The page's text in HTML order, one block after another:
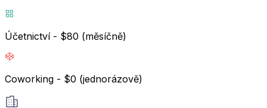
Účetnictví - $80 (měsíčně)
Coworking - $0 (jednorázově)